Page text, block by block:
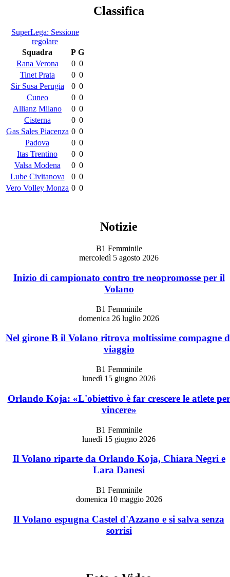
Classifica
SuperLega: Sessione
regolare
Squadra
P G
Rana Verona
0 0
Tinet Prata
0 0
Sir Susa Perugia
0 0
Cuneo
0 0
Allianz Milano
0 0
Cisterna
0 0
Gas Sales Piacenza 0 0
Padova
0 0
Itas Trentino
0 0
Valsa Modena
0 0
Lube Civitanova
0 0
Vero Volley Monza 0 0
Notizie
B1 Femminile
mercoledì 5 agosto 2026
Inizio di campionato contro tre neopromosse per il
Volano
B1 Femminile
domenica 26 luglio 2026
Nel girone B il Volano ritrova moltissime compagne
viaggio
B1 Femminile
lunedì 15 giugno 2026
Orlando Koja: «L'obiettivo è far crescere le atlete per
vincere»
B1 Femminile
lunedì 15 giugno 2026
Il Volano riparte da Orlando Koja, Chiara Negri e
Lara Danesi
B1 Femminile
domenica 10 maggio 2026
Il Volano espugna Castel d'Azzano e si salva senza
sorrisi